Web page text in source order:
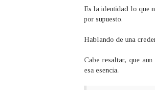
Es la identidad lo que
por supuesto.
Hablando de una
Cabe resaltar, que
esa esencia.